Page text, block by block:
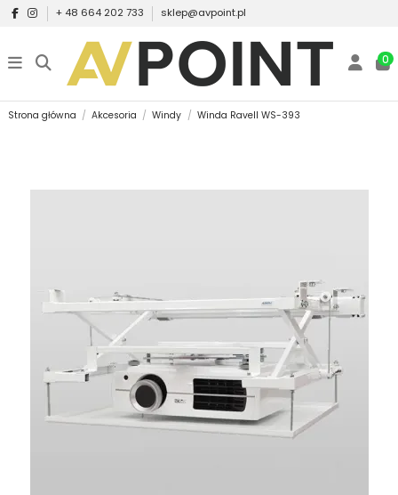
+ 48 664 202 733 sklep@avpoint.pl
0
Strona główna Akcesoria Windy Winda Ravell WS-393